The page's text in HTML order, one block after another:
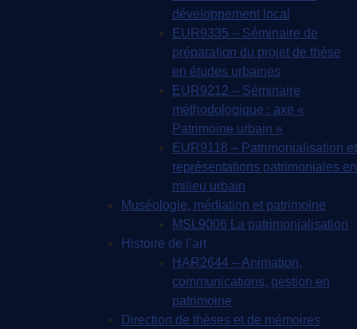
développement local
EUR9335 – Séminaire de
préparation du projet de thèse
en études urbaines
EUR9212 – Séminaire
méthodologique : axe «
Patrimoine urbain »
EUR9118 – Patrimonialisation et
représentations patrimoniales en
milieu urbain
Muséologie, médiation et patrimoine
MSL9006 La patrimonialisation
Histoire de l’art
HAR2644 – Animation,
communications, gestion en
patrimoine
Direction de thèses et de mémoires